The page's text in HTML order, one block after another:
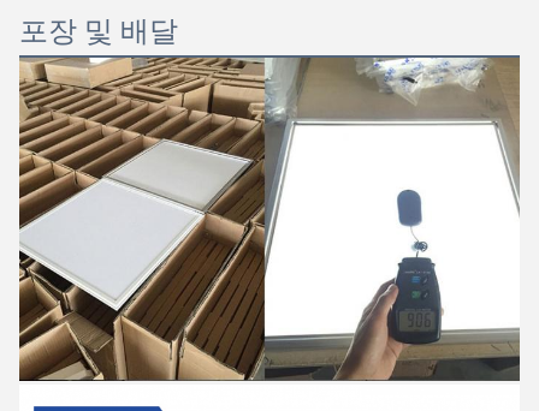
포장 및 배달